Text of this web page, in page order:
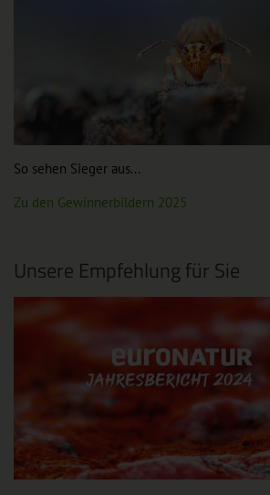
So sehen Sieger aus...
Zu den Gewinnerbildern 2025
Unsere Empfehlung für Sie